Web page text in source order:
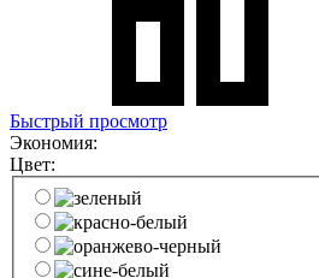
Быстрый просмотр
Экономия:
Цвет: